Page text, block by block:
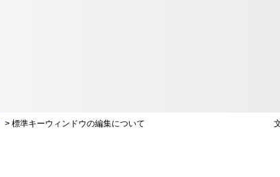
> 標準キーウィンドウの編集について